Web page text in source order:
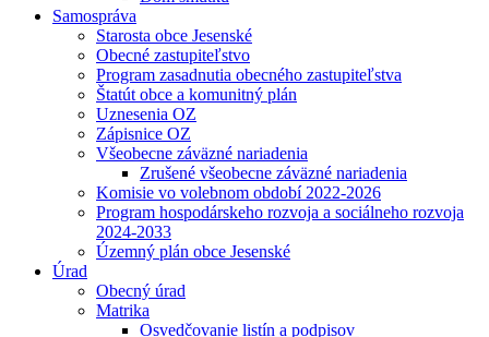
Samospráva
Starosta obce Jesenské
Obecné zastupiteľstvo
Program zasadnutia obecného zastupiteľstva
Štatút obce a komunitný plán
Uznesenia OZ
Zápisnice OZ
Všeobecne záväzné nariadenia
Zrušené všeobecne záväzné nariadenia
Komisie vo volebnom období 2022-2026
Program hospodárskeho rozvoja a sociálneho rozvoja
2024-2033
Územný plán obce Jesenské
Úrad
Obecný úrad
Matrika
Osvedčovanie listín a podpisov